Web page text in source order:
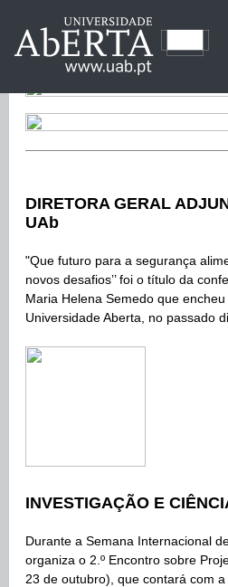
DIRETORA GERAL
UAb
"Que futuro para a segurança
novos desafios’’ foi o título da
Maria Helena Semedo que
Universidade Aberta, no passado
INVESTIGAÇÃO E
Durante a Semana Internacional
organiza o 2.º Encontro sobre
23 de outubro), que contará com